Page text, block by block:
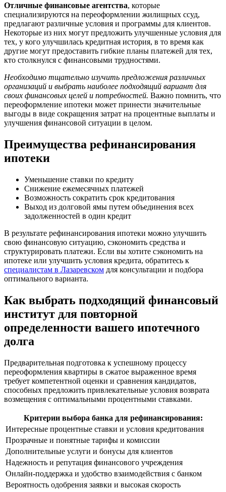
Отличные финансовые агентства, которые
специализируются на переоформлении жилищных ссуд,
предлагают различные условия и программы для клиентов.
Некоторые из них могут предложить улучшенные условия для
тех, у кого улучшилась кредитная история, в то время как
другие могут предоставить гибкие планы платежей для тех,
кто столкнулся с финансовыми трудностями.
Необходимо тщательно изучить предложения различных
организаций и выбрать наиболее подходящий вариант для
своих финансовых целей и потребностей. Важно помнить, что
переоформление ипотеки может принести значительные
выгоды в виде сокращения затрат на процентные выплаты и
улучшения финансовой ситуации в целом.
Преимущества рефинансирования
ипотеки
Уменьшение ставки по кредиту
Снижение ежемесячных платежей
Возможность сократить срок кредитования
Выход из долговой ямы путем объединения всех
задолженностей в один кредит
В результате рефинансирования ипотеки можно улучшить
свою финансовую ситуацию, сэкономить средства и
структурировать платежи. Если вы хотите сэкономить на
ипотеке или улучшить условия кредита, обратитесь к
специалистам в Лазаревском для консультации и подбора
оптимального варианта.
Как выбрать подходящий финансовый
институт для повторной
определенности вашего ипотечного
долга
Предварительная подготовка к успешному процессу
переоформления квартиры в сжатое выраженное время
требует компетентной оценки и сравнения кандидатов,
способных предложить привлекательные условия возврата
возмещения с оптимальными процентными ставками.
Критерии выбора банка для рефинансирования:
Интересные процентные ставки и условия кредитования
Прозрачные и понятные тарифы и комиссии
Дополнительные услуги и бонусы для клиентов
Надежность и репутация финансового учреждения
Онлайн-поддержка и удобство взаимодействия с банком
Вероятность одобрения заявки и высокая скорость